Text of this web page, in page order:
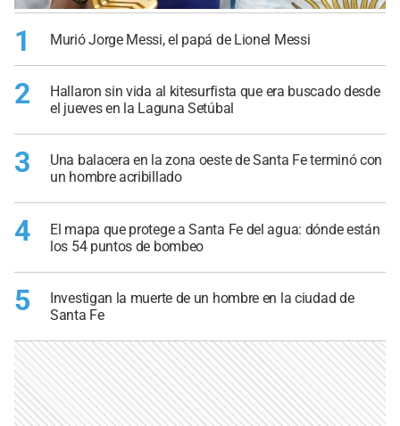
1 Murió Jorge Messi, el papá de Lionel Messi
2
Hallaron sin vida al kitesurfista que era buscado desde
el jueves en la Laguna Setúbal
3
Una balacera en la zona oeste de Santa Fe terminó con
un hombre acribillado
4
El mapa que protege a Santa Fe del agua: dónde están
los 54 puntos de bombeo
5
Investigan la muerte de un hombre en la ciudad de
Santa Fe